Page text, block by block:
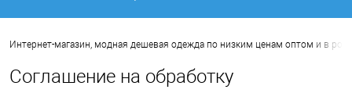
Интернет-магазин, модная дешевая одежда по низким ценам оптом и в
Соглашение на обработку